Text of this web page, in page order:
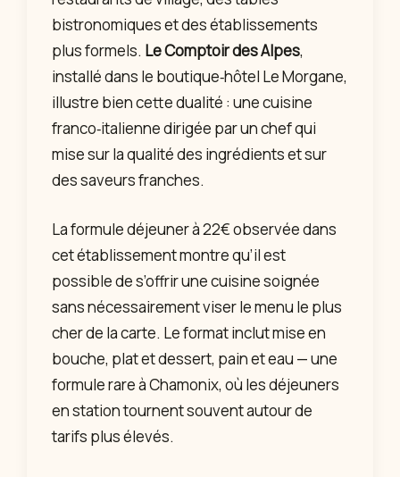
bistronomiques et des établissements
plus formels. Le Comptoir des Alpes,
installé dans le boutique‑hôtel Le Morgane,
illustre bien cette dualité : une cuisine
franco‑italienne dirigée par un chef qui
mise sur la qualité des ingrédients et sur
des saveurs franches.
La formule déjeuner à 22€ observée dans
cet établissement montre qu’il est
possible de s’offrir une cuisine soignée
sans nécessairement viser le menu le plus
cher de la carte. Le format inclut mise en
bouche, plat et dessert, pain et eau — une
formule rare à Chamonix, où les déjeuners
en station tournent souvent autour de
tarifs plus élevés.